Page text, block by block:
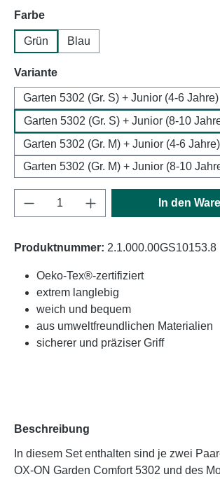
Farbeauswählen
Grün Blau
Varianteauswählen
Garten 5302 (Gr. S) + Junior (4-6 Jahre)
Garten 5302 (Gr. S) + Junior (8-10
Garten 5302 (Gr. M) + Junior (4-6 Jahre)
Garten 5302 (Gr. M) + Junior (8-10
Produkt Anzahl: Gib den
In den
Produktnummer: 2.1.000.00GS10153.8
Oeko-Tex®-zertifiziert
extrem langlebig
weich und bequem
aus umweltfreundlichen Materialien
sicherer und präziser Griff
Beschreibung
In diesem Set enthalten sind je zwei
OX-ON Garden Comfort 5302 und des